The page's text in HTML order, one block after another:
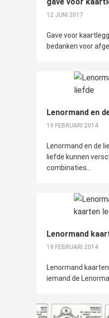
12 JUNI 2017
Gave voor
bedanken voor
Lenormand en
19 FEBRUARI 2014
Lenormand en de
liefde kunnen
combinaties...
Lenormand
19 FEBRUARI 2014
Lenormand
iemand de